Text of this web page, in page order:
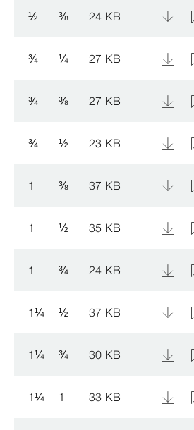
½ ⅜ 24 KB
¾ ¼ 27 KB
¾ ⅜ 27 KB
¾ ½ 23 KB
1 ⅜ 37 KB
1 ½ 35 KB
1 ¾ 24 KB
1¼ ½ 37 KB
1¼ ¾ 30 KB
1¼ 1 33 KB